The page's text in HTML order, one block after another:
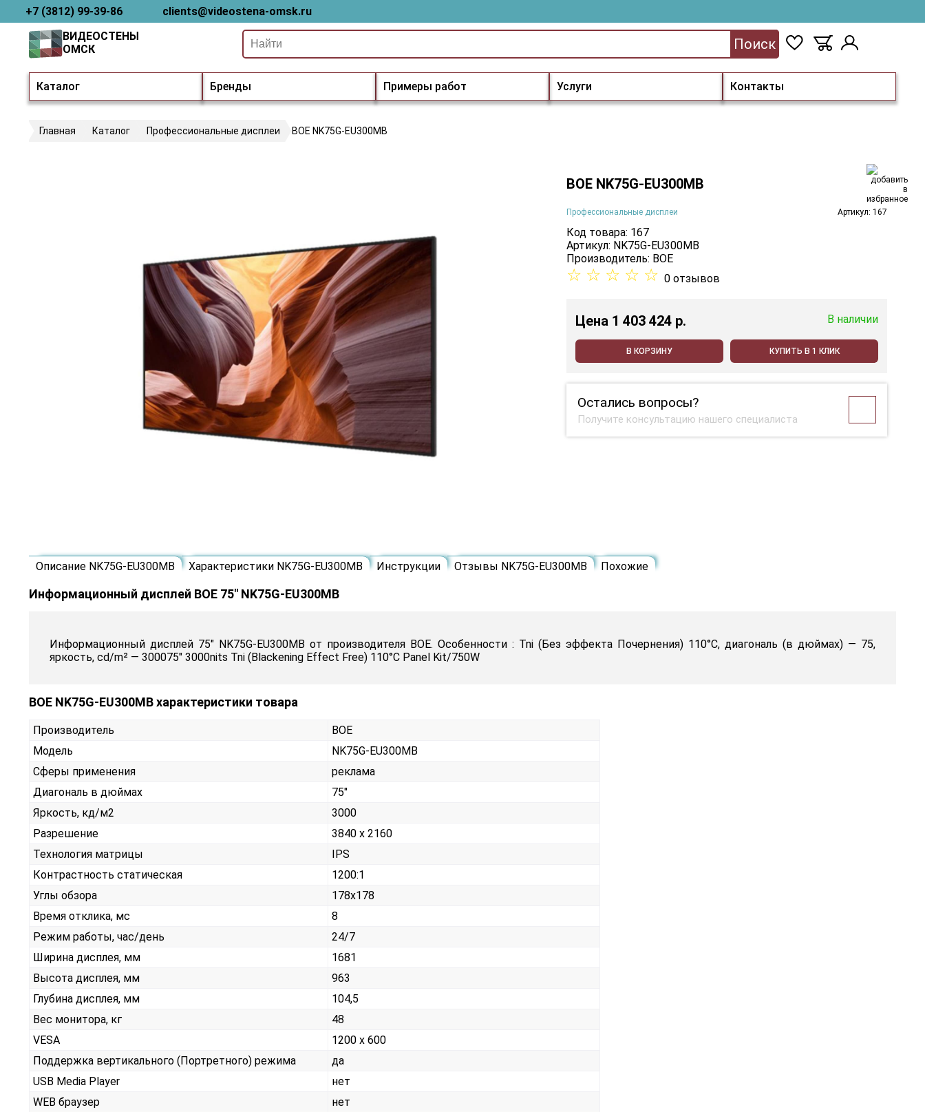
+7 (3812) 99-39-86 clients@videostena-omsk.ru
Каталог Бренды Примеры работ Услуги Контакты
ВИДЕОСТЕНЫ
ОМСК
Поиск
Главная Каталог Профессиональные дисплеи BOE NK75G-EU300MB
BOE NK75G-EU300MB
Профессиональные дисплеи Артикул: 167
Код товара: 167
Артикул: NK75G-EU300MB
Производитель: BOE
☆ ☆ ☆ ☆ ☆ 0 отзывов
Цена 1 403 424 p. В наличии
В КОРЗИНУ КУПИТЬ В 1 КЛИК
Остались вопросы?
Получите консультацию нашего специалиста
Описание NK75G-EU300MB Характеристики NK75G-EU300MB Инструкции Отзывы NK75G-EU300MB Похожие
Информационный дисплей BOE 75" NK75G-EU300MB
Информационный дисплей 75" NK75G-EU300MB от производителя BOE. Особенности : Tni (Без эффекта Почернения) 110°C, диагональ (в дюймах) — 75,
яркость, cd/m² — 300075" 3000nits Tni (Blackening Effect Free) 110°C Panel Kit/750W
BOE NK75G-EU300MB характеристики товара
Производитель
BOE
Модель
NK75G-EU300MB
Сферы применения
реклама
Диагональ в дюймах
75"
Яркость, кд/м2
3000
Разрешение
3840 x 2160
Технология матрицы
IPS
Контрастность статическая
1200:1
Углы обзора
178x178
Время отклика, мс
8
Режим работы, час/день
24/7
Ширина дисплея, мм
1681
Высота дисплея, мм
963
Глубина дисплея, мм
104,5
Вес монитора, кг
48
VESA
1200 х 600
Поддержка вертикального (Портретного) режима
да
USB Media Player
нет
WEB браузер
нет